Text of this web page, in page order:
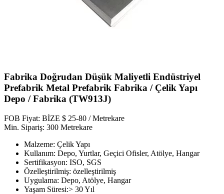
Fabrika Doğrudan Düşük Maliyetli Endüstriyel
Prefabrik Metal Prefabrik Fabrika / Çelik Yapı
Depo / Fabrika (TW913J)
FOB Fiyat: BİZE $ 25-80 / Metrekare
Min. Sipariş: 300 Metrekare
Malzeme: Çelik Yapı
Kullanım: Depo, Yurtlar, Geçici Ofisler, Atölye, Hangar
Sertifikasyon: ISO, SGS
Özelleştirilmiş: özelleştirilmiş
Uygulama: Depo, Atölye, Hangar
Yaşam Süresi:> 30 Yıl